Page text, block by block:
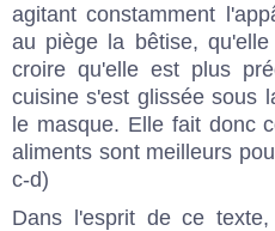
agitant constamment
au piège la bêtise,
croire qu'elle est plus
cuisine s'est glissée sous
le masque. Elle fait donc
aliments sont meilleurs
c-d)
Dans l'esprit de ce